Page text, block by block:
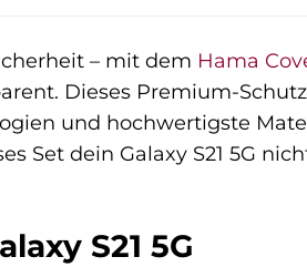
– mit dem Hama
Dieses Premium-
und hochwertigste
Set dein Galaxy S21 5G
S21 5G